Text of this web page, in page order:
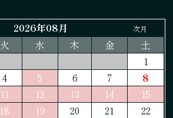
2026年08月 次月
火 水 木 金
土
1
4 5 6 7
8
11 12 13 14
15
18 19 20 21
22